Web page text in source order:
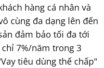
hàng cá nhân và
cùng đa dạng lên đến
đảm bảo tối đa tới
7%/năm trong 3
tiêu dùng thế chấp"